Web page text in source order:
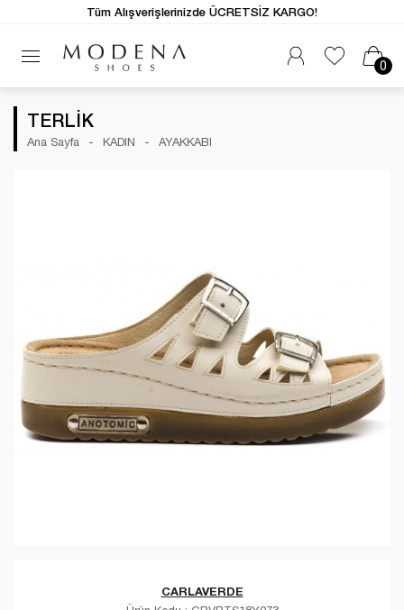
0
Tüm Alışverişlerinizde ÜCRETSİZ KARGO!
TERLİK
Ana Sayfa KADIN AYAKKABI
CARLAVERDE